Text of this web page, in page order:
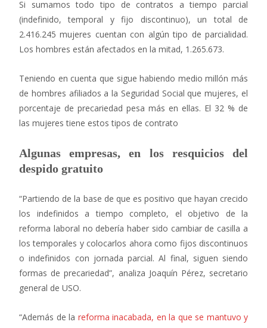
Si sumamos todo tipo de contratos a tiempo parcial
(indefinido, temporal y fijo discontinuo), un total de
2.416.245 mujeres cuentan con algún tipo de parcialidad.
Los hombres están afectados en la mitad, 1.265.673.
Teniendo en cuenta que sigue habiendo medio millón más
de hombres afiliados a la Seguridad Social que mujeres, el
porcentaje de precariedad pesa más en ellas. El 32 % de
las mujeres tiene estos tipos de contrato
Algunas empresas, en los resquicios del
despido gratuito
“Partiendo de la base de que es positivo que hayan crecido
los indefinidos a tiempo completo, el objetivo de la
reforma laboral no debería haber sido cambiar de casilla a
los temporales y colocarlos ahora como fijos discontinuos
o indefinidos con jornada parcial. Al final, siguen siendo
formas de precariedad”, analiza Joaquín Pérez, secretario
general de USO.
“Además de la reforma inacabada, en la que se mantuvo y